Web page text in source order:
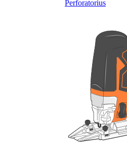
Perforatorius